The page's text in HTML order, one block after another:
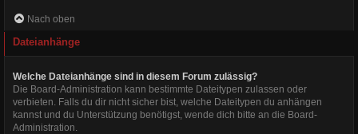
Nach oben
Dateianhänge
Welche Dateianhänge sind in diesem Forum zulässig?
Die Board-Administration kann bestimmte Dateitypen zulassen oder
verbieten. Falls du dir nicht sicher bist, welche Dateitypen du anhängen
kannst und du Unterstützung benötigst, wende dich bitte an die Board-
Administration.